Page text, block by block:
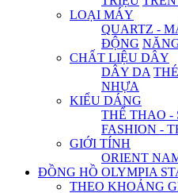
LOẠI MÁY
QUARTZ -
ĐỘNG
CHẤT LIỆU DÂY
DÂY DA
NHỰA
KIỂU DÁNG
THỂ THAO -
FASHION -
GIỚI TÍNH
ORIENT
ĐỒNG HỒ OLYMPIA
THEO KHOẢNG